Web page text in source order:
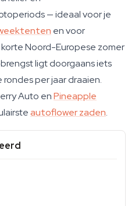
— ideaal voor je
en voor
Noord-Europese zomer
ligt doorgaans iets
per jaar draaien.
Auto enPineapple
autoflower zaden.